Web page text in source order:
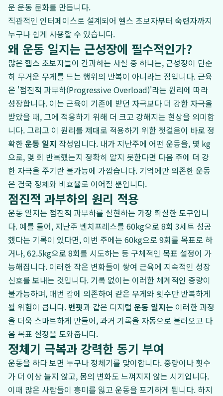
운 운동 문화를 만듭니다.
직관적인 인터페이스로 설계되어 헬스 초보자부터 숙련자까지
누구나 쉽게 사용할 수 있습니다.
왜 운동 일지는 근성장에 필수적인가?
많은 헬스 초보자들이 간과하는 사실 중 하나는, 근성장이 단순
히 무거운 무게를 드는 행위의 반복이 아니라는 점입니다. 근육
은 '점진적 과부하(Progressive Overload)'라는 원리에 따라
성장합니다. 이는 근육이 기존에 받던 자극보다 더 강한 자극을
받았을 때, 그에 적응하기 위해 더 크고 강해지는 현상을 의미합
니다. 그리고 이 원리를 제대로 적용하기 위한 첫걸음이 바로 정
확한운동 일지 작성입니다. 내가 지난주에 어떤 운동을, 몇 kg
으로, 몇 회 반복했는지 정확히 알지 못한다면 다음 주에 더 강
한 자극을 주기란 불가능에 가깝습니다. 기억에만 의존한 운동
은 결국 정체와 비효율로 이어질 뿐입니다.
점진적 과부하의 원리 적용
운동 일지는 점진적 과부하를 실현하는 가장 확실한 도구입니
다. 예를 들어, 지난주 벤치프레스를 60kg으로 8회 3세트 성공
했다는 기록이 있다면, 이번 주에는 60kg으로 9회를 목표로 하
거나, 62.5kg으로 8회를 시도하는 등 구체적인 목표 설정이 가
능해집니다. 이러한 작은 변화들이 쌓여 근육에 지속적인 성장
신호를 보내는 것입니다. 기록 없이는 이러한 체계적인 증량이
불가능하며, 매번 감에 의존하여 같은 무게와 횟수만 반복하게
될 위험이 큽니다. 번핏과 같은 디지털 운동 일지는 이러한 과정
을 더욱 스마트하게 만들어, 과거 기록을 자동으로 불러오고 다
음 목표 설정을 도와줍니다.
정체기 극복과 강력한 동기 부여
운동을 하다 보면 누구나 정체기를 맞이합니다. 중량이나 횟수
가 더 이상 늘지 않고, 몸의 변화도 느껴지지 않는 시기입니다.
이때 많은 사람들이 흥미를 잃고 운동을 포기하게 됩니다. 하지